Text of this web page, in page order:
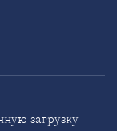
загрузку